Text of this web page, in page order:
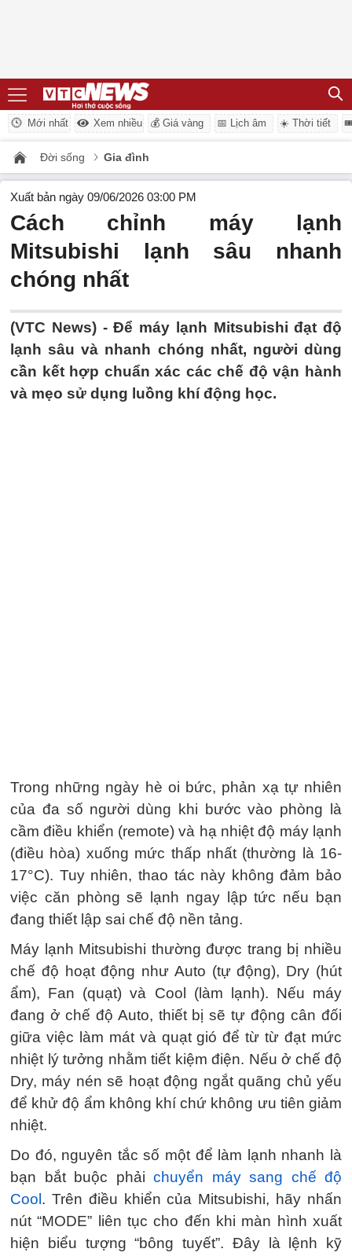
Mới nhất Xem nhiều 💰 Giá vàng 📅 Lịch âm ☀️ Thời tiết
Đời sống Gia đình
Xuất bản ngày 09/06/2026 03:00 PM
Cách chỉnh máy lạnh
Mitsubishi lạnh sâu nhanh
chóng nhất
(VTC News) -Để máy lạnh Mitsubishi đạt độ
lạnh sâu và nhanh chóng nhất, người dùng
cần kết hợp chuẩn xác các chế độ vận hành
và mẹo sử dụng luồng khí động học.
Trong những ngày hè oi bức, phản xạ tự nhiên
của đa số người dùng khi bước vào phòng là
cầm điều khiển (remote) và hạ nhiệt độ máy lạnh
(điều hòa) xuống mức thấp nhất (thường là 16-
17°C). Tuy nhiên, thao tác này không đảm bảo
việc căn phòng sẽ lạnh ngay lập tức nếu bạn
đang thiết lập sai chế độ nền tảng.
Máy lạnh Mitsubishi thường được trang bị nhiều
chế độ hoạt động như Auto (tự động), Dry (hút
ẩm), Fan (quạt) và Cool (làm lạnh). Nếu máy
đang ở chế độ Auto, thiết bị sẽ tự động cân đối
giữa việc làm mát và quạt gió để từ từ đạt mức
nhiệt lý tưởng nhằm tiết kiệm điện. Nếu ở chế độ
Dry, máy nén sẽ hoạt động ngắt quãng chủ yếu
để khử độ ẩm không khí chứ không ưu tiên giảm
nhiệt.
Do đó, nguyên tắc số một để làm lạnh nhanh là
bạn bắt buộc phải chuyển máy sang chế độ
Cool . Trên điều khiển của Mitsubishi, hãy nhấn
nút “MODE” liên tục cho đến khi màn hình xuất
hiện biểu tượng “bông tuyết”. Đây là lệnh kỹ